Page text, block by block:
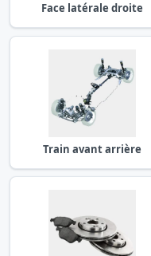
Face latérale droite
Train avant arrière